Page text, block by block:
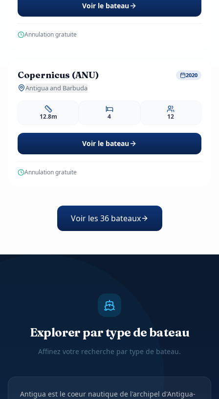
Voir le bateau
Annulation gratuite
Spécial-31%
3 avis
Copernicus (ANU) 2020
Antigua and Barbuda
12.8m 4 12
Voir le bateau
Annulation gratuite
Voir les 36 bateaux
Explorer par type de bateau
Affinez votre recherche par type de bateau.
Antigua est le coeur nautique de l'archipel d'Antigua-